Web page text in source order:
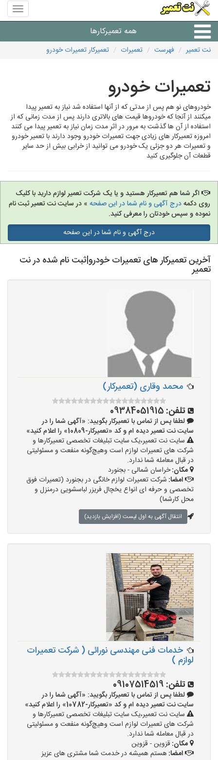
منوی
سایت
تعمیر
همه تعمیرکارها
نت تعمیر فهرست تعمیرات تعمیرکار تعمیرات خودرو
تعمیرات خودرو
خودروهای نو هم پس از مدتی که از آنها استفاده شد نیاز به تعمیر پیدا
میکنند از آنجا که خودروها قیمت های بالاتری دارند پس از مدت زمانی که از
استفاده از آن ها گذشت به مرور در اثر مدت زمان نیاز به تعمیر پیدا می کنند
امروزه تعمیرکار های زیادی جهت تعمیرات خودرو وجود دارند با تعمیر خودرو
و تعمیرات هر دو جزئی یک خودرو می توانید از خرابی بیش از حد سایر
قطعات آن جلوگیری کنید
اگر شما هم تعمیرکار هستید و یا یک شرکت تعمیر لوازم دارید با کلیک
روی دکمهدرج آگهی و نام شما در این صفحه » در سایت نت تعمیر ثبت نام
نموده و سپس خودتان را معرفی کنید.
درج آگهی و نام شما در این صفحه
آخرین تعمیرکار های تعمیرات خودرو|ثبت نام شده در نت
تعمیر
محمد وقاری (تعمیرکار)
تلفن: 09384051915
لطفا پس از تماس با تعمیرکار بگویید: «آگهی شما را در
سایت نت تعمیر دیده ام و کد «تعمیرکار-10809» را اعلام کنید»
سایت نت تعمیر،یک سایت تبلیغات تخصصی تعمیرکارها و
شرکت های تعمیرات لوازم است وهیچ‌گونه منفعت و مسئولیتی
در قبال معامله شما ندارد.
مکان:خراسان شمالی - بجنورد
امضا: شرکت تعمیرات لوازم خانگی در بجنورد (تعمیرات فوق
تخصصی و حرفه ای انواع یخچال فریزر لباسشویی درمنزل و
محل کارشما)
انتقال آگهی به اول لیست (افزایش بازدید)
خدمات فنی مهندسی نورائی ( شرکت تعمیرات
لوازم )
تلفن: 09107514519
لطفا پس از تماس با تعمیرکار بگویید: «آگهی شما را در
سایت نت تعمیر دیده ام و کد «تعمیرکار-10782» را اعلام کنید»
سایت نت تعمیر،یک سایت تبلیغات تخصصی تعمیرکارها و
شرکت های تعمیرات لوازم است وهیچ‌گونه منفعت و مسئولیتی
در قبال معامله شما ندارد.
مکان: قزوین - قزوین
امضا:هستم همیشه در خدمت شما مشتری های عزیز